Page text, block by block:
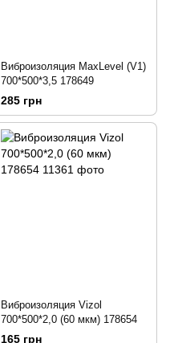
Виброизоляция MaxLevel (V1)
700*500*3,5 178649
285 грн
Виброизоляция Vizol
700*500*2,0 (60 мкм) 178654
165 грн